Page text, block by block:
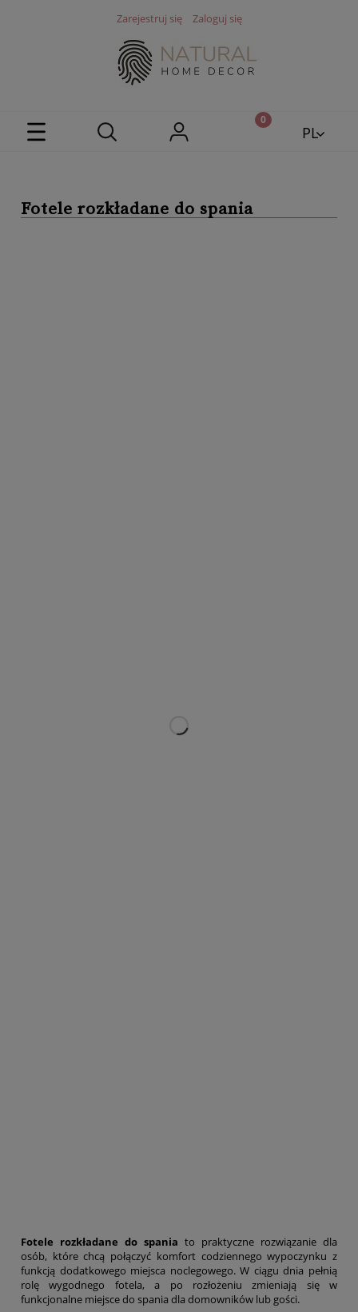
Zarejestruj się Zaloguj się
PL
Fotele rozkładane do spania
Fotele rozkładane do spania to praktyczne rozwiązanie dla
osób, które chcą połączyć komfort codziennego wypoczynku z
funkcją dodatkowego miejsca noclegowego. W ciągu dnia pełnią
rolę wygodnego fotela, a po rozłożeniu zmieniają się w
funkcjonalne miejsce do spania dla domowników lub gości.